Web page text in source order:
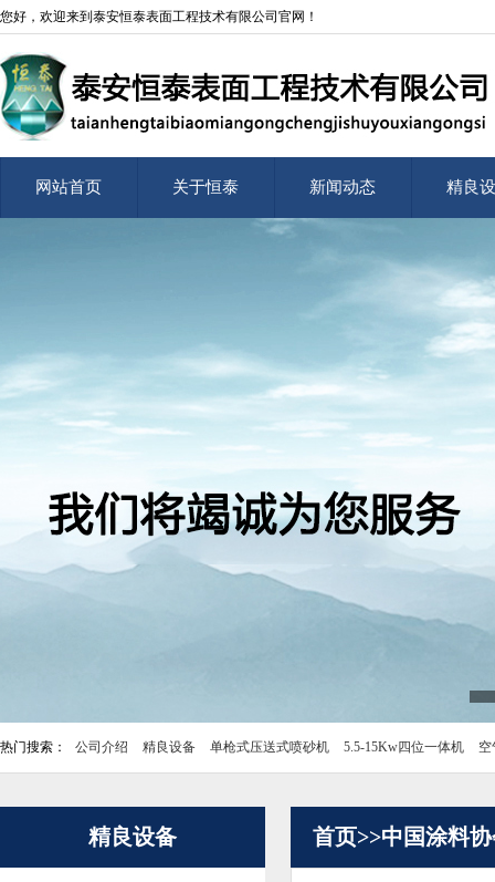
您好，欢迎来到泰安恒泰表面工程技术有限公司官网！
网站首页 关于恒泰 新闻动态 精良
热门搜索： 公司介绍 精良设备 单枪式压送式喷砂机 5.5-15Kw四位一体机 空
精良设备 首页>>中国涂料